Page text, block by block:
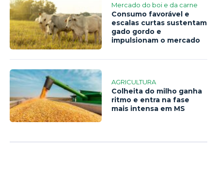
Mercado do boi e da carne
Consumo favorável e
escalas curtas sustentam
gado gordo e
impulsionam o mercado
AGRICULTURA
Colheita do milho ganha
ritmo e entra na fase
mais intensa em MS